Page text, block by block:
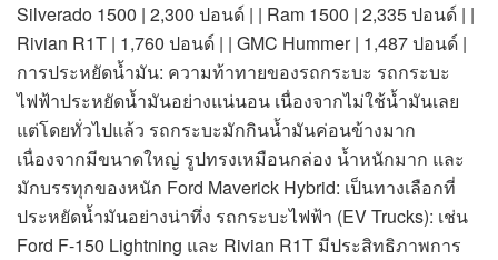
Silverado 1500 | 2,300 ปอนด์ | | Ram 1500 | 2,335 ปอนด์ | |
Rivian R1T | 1,760 ปอนด์ | | GMC Hummer | 1,487 ปอนด์ |
การประหยัดน้ำมัน: ความท้าทายของรถกระบะ รถกระบะ
ไฟฟ้าประหยัดน้ำมันอย่างแน่นอน เนื่องจากไม่ใช้น้ำมันเลย
แต่โดยทั่วไปแล้ว รถกระบะมักกินน้ำมันค่อนข้างมาก
เนื่องจากมีขนาดใหญ่ รูปทรงเหมือนกล่อง น้ำหนักมาก และ
มักบรรทุกของหนัก Ford Maverick Hybrid: เป็นทางเลือกที่
ประหยัดน้ำมันอย่างน่าทึ่ง รถกระบะไฟฟ้า (EV Trucks): เช่น
Ford F-150 Lightning และ Rivian R1T มีประสิทธิภาพการ